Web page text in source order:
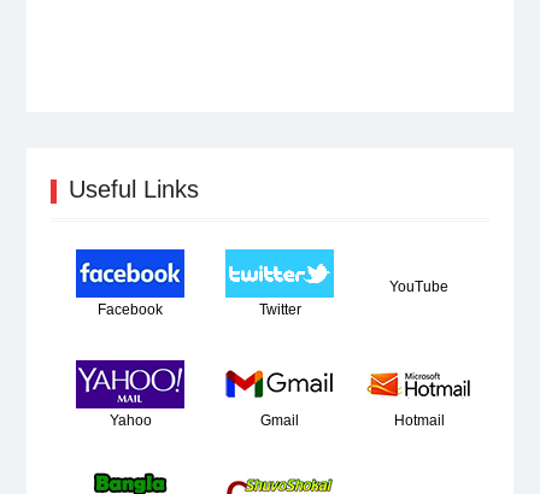
Useful Links
Facebook Twitter
YouTube
Yahoo Gmail Hotmail